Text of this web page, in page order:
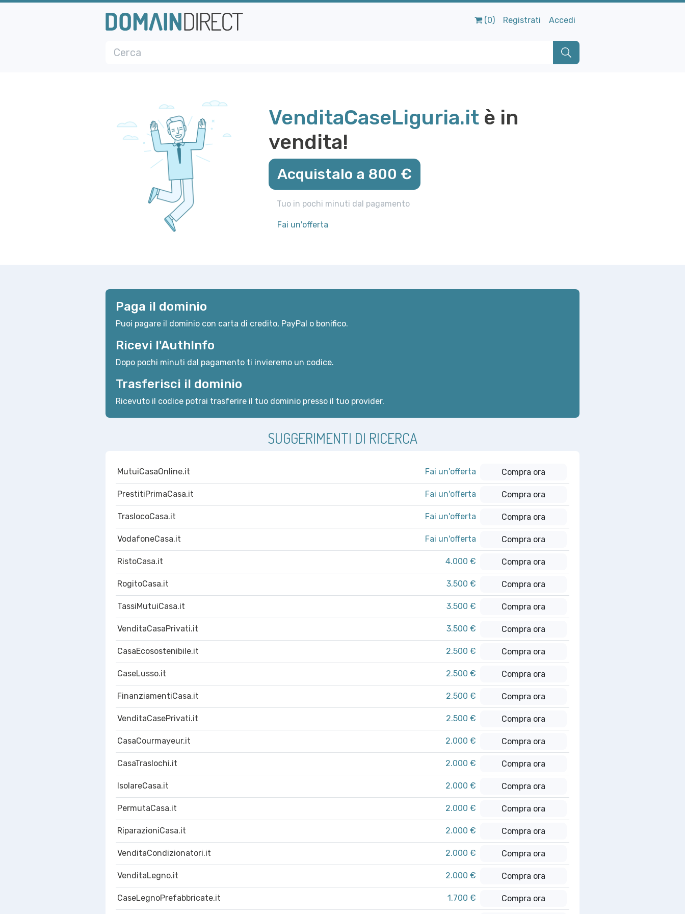
(0) Registrati Accedi
VenditaCaseLiguria.itè in
vendita!
Acquistalo a 800 €
Tuo in pochi minuti dal pagamento
Fai un'offerta
Paga il dominio
Puoi pagare il dominio con carta di credito, PayPal o bonifico.
Ricevi l'AuthInfo
Dopo pochi minuti dal pagamento ti invieremo un codice.
Trasferisci il dominio
Ricevuto il codice potrai trasferire il tuo dominio presso il tuo provider.
SUGGERIMENTI DI RICERCA
MutuiCasaOnline.it Fai un'offerta Compra ora
PrestitiPrimaCasa.it Fai un'offerta Compra ora
TraslocoCasa.it Fai un'offerta Compra ora
VodafoneCasa.it Fai un'offerta Compra ora
RistoCasa.it 4.000 € Compra ora
RogitoCasa.it 3.500 € Compra ora
TassiMutuiCasa.it 3.500 € Compra ora
VenditaCasaPrivati.it 3.500 € Compra ora
CasaEcosostenibile.it 2.500 € Compra ora
CaseLusso.it 2.500 € Compra ora
FinanziamentiCasa.it 2.500 € Compra ora
VenditaCasePrivati.it 2.500 € Compra ora
CasaCourmayeur.it 2.000 € Compra ora
CasaTraslochi.it 2.000 € Compra ora
IsolareCasa.it 2.000 € Compra ora
PermutaCasa.it 2.000 € Compra ora
RiparazioniCasa.it 2.000 € Compra ora
VenditaCondizionatori.it 2.000 € Compra ora
VenditaLegno.it 2.000 € Compra ora
CaseLegnoPrefabbricate.it 1.700 € Compra ora